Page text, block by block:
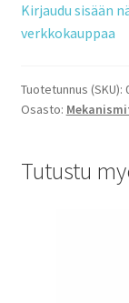
Kirjaudu sisään
verkkokauppaa
Tuotetunnus (SKU):
Osasto:
Tutustu